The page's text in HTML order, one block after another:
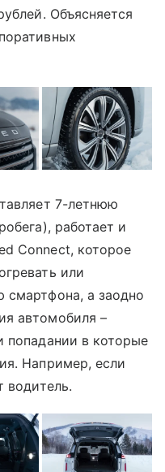
Объясняется
7-летнюю
работает и
Connect, которое
или
а заодно
автомобиля –
попадании в которые
Например, если
водитель.